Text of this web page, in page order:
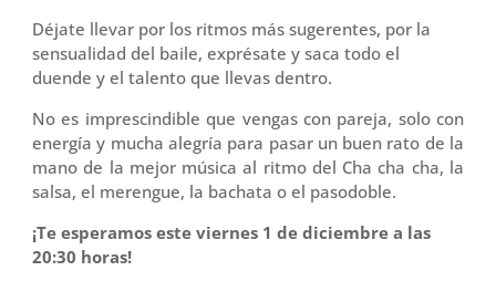
Déjate llevar por los ritmos más sugerentes, por la
sensualidad del baile, exprésate y saca todo el
duende y el talento que llevas dentro.
No es imprescindible que vengas con pareja, solo con
energía y mucha alegría para pasar un buen rato de la
mano de la mejor música al ritmo del Cha cha cha, la
salsa, el merengue, la bachata o el pasodoble.
¡Te esperamos este viernes 1 de diciembre a las
20:30 horas!